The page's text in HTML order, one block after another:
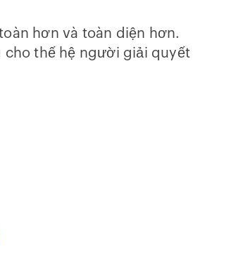
hơn và toàn diện hơn.
cho thế hệ người giải quyết